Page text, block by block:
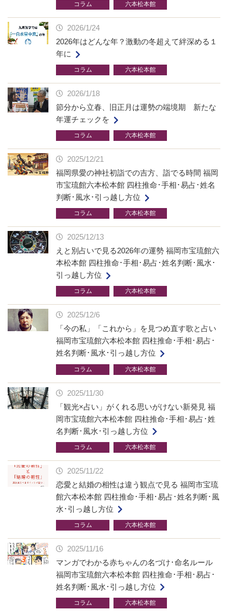
コラム 六本松本館
2026/1/24
2026年はどんな年？激動の冬超えて絆深める１
年に
コラム 六本松本館
2026/1/18
節分から立春、旧正月は運勢の端境期 新たな
年運チェックを
コラム 六本松本館
2025/12/21
福岡県愛の神社初詣での吉方、詣でる時間 福岡
市宝琉館六本松本館 四柱推命･手相･易占･姓名
判断･風水･引っ越し方位
コラム 六本松本館
2025/12/13
えと別占いで見る2026年の運勢 福岡市宝琉館六
本松本館 四柱推命･手相･易占･姓名判断･風水･
引っ越し方位
コラム 六本松本館
2025/12/6
「今の私」「これから」を見つめ直す歌と占い
福岡市宝琉館六本松本館 四柱推命･手相･易占･
姓名判断･風水･引っ越し方位
コラム 六本松本館
2025/11/30
「観光×占い」がくれる思いがけない新発見 福
岡市宝琉館六本松本館 四柱推命･手相･易占･姓
名判断･風水･引っ越し方位
コラム 六本松本館
2025/11/22
恋愛と結婚の相性は違う観点で見る 福岡市宝琉
館六本松本館 四柱推命･手相･易占･姓名判断･風
水･引っ越し方位
コラム 六本松本館
2025/11/16
マンガでわかる赤ちゃんの名づけ･命名ルール
福岡市宝琉館六本松本館 四柱推命･手相･易占･
姓名判断･風水･引っ越し方位
コラム 六本松本館